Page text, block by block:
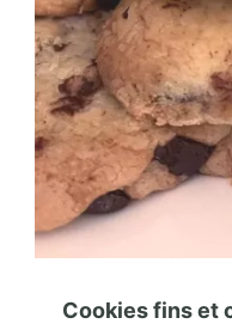
Cookies fins et